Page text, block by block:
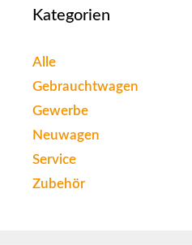
Kategorien
Alle
Gebrauchtwagen
Gewerbe
Neuwagen
Service
Zubehör